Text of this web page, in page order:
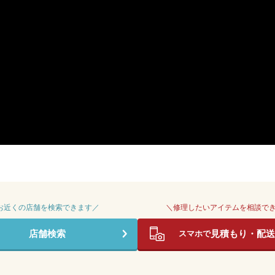
＼修理したいアイテムを相談で
スマホで見積もり・配
近くの店舗を検索できます／
店舗検索